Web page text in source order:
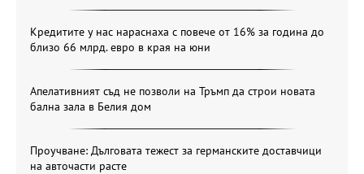
Кредитите у нас нараснаха с повече от 16% за година до
близо 66 млрд. евро в края на юни
Апелативният съд не позволи на Тръмп да строи новата
бална зала в Белия дом
Проучване: Дълговата тежест за германските доставчици
на авточасти расте